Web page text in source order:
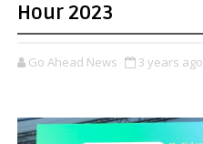
Hour 2023
Go Ahead News 3 years ago